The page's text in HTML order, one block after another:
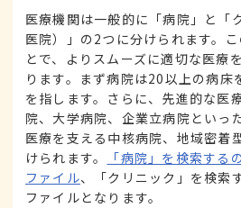
医療機関は一般的に「病院」と「
医院）」の2つに分けられます。
とで、よりスムーズに適切な医療
ります。まず病院は20以上の病床
を指します。さらに、先進的な医
院、大学病院、企業立病院といっ
医療を支える中核病院、地域密着
けられます。
「病院」を検索する
ファイル、「クリニック」を検索
ファイルとなります。